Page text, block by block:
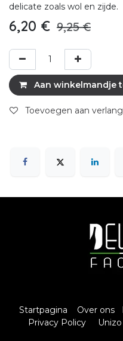
delicate zoals wol en zijde.
6,20 € 9,25€
Aan winkelmandje
Toevoegen aan
Startpagina Over ons
Privacy Policy